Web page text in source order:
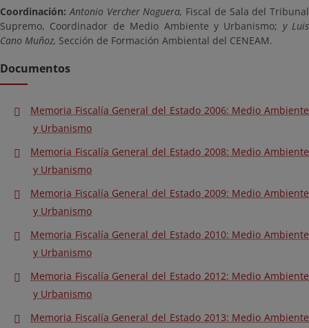
Coordinación: Antonio Vercher Noguera, Fiscal de Sala del Tribunal
Supremo, Coordinador de Medio Ambiente y Urbanismo; y Luis
Cano Muñoz, Sección de Formación Ambiental del CENEAM.
Documentos
Memoria Fiscalía General del Estado 2006: Medio Ambiente
y Urbanismo
Memoria Fiscalía General del Estado 2008: Medio Ambiente
y Urbanismo
Memoria Fiscalía General del Estado 2009: Medio Ambiente
y Urbanismo
Memoria Fiscalía General del Estado 2010: Medio Ambiente
y Urbanismo
Memoria Fiscalía General del Estado 2012: Medio Ambiente
y Urbanismo
Memoria Fiscalía General del Estado 2013: Medio Ambiente